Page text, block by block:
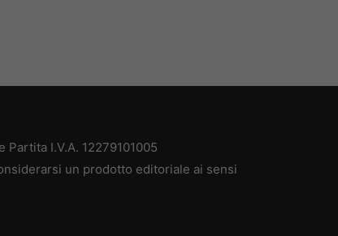
Partita I.V.A. 12279101005
un prodotto editoriale ai sensi